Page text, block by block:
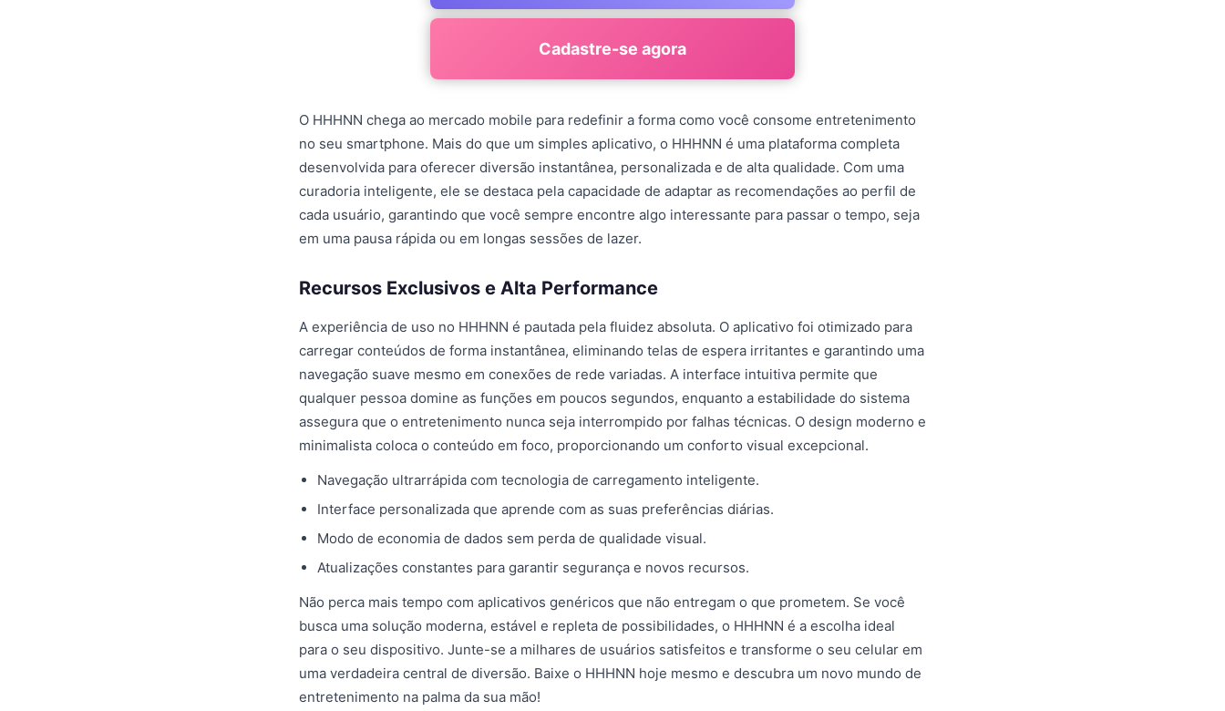
Cadastre-se agora
O HHHNN chega ao mercado mobile para redefinir a forma como você consome entretenimento
no seu smartphone. Mais do que um simples aplicativo, o HHHNN é uma plataforma completa
desenvolvida para oferecer diversão instantânea, personalizada e de alta qualidade. Com uma
curadoria inteligente, ele se destaca pela capacidade de adaptar as recomendações ao perfil de
cada usuário, garantindo que você sempre encontre algo interessante para passar o tempo, seja
em uma pausa rápida ou em longas sessões de lazer.
Recursos Exclusivos e Alta Performance
A experiência de uso no HHHNN é pautada pela fluidez absoluta. O aplicativo foi otimizado para
carregar conteúdos de forma instantânea, eliminando telas de espera irritantes e garantindo uma
navegação suave mesmo em conexões de rede variadas. A interface intuitiva permite que
qualquer pessoa domine as funções em poucos segundos, enquanto a estabilidade do sistema
assegura que o entretenimento nunca seja interrompido por falhas técnicas. O design moderno e
minimalista coloca o conteúdo em foco, proporcionando um conforto visual excepcional.
Navegação ultrarrápida com tecnologia de carregamento inteligente.
Interface personalizada que aprende com as suas preferências diárias.
Modo de economia de dados sem perda de qualidade visual.
Atualizações constantes para garantir segurança e novos recursos.
Não perca mais tempo com aplicativos genéricos que não entregam o que prometem. Se você
busca uma solução moderna, estável e repleta de possibilidades, o HHHNN é a escolha ideal
para o seu dispositivo. Junte-se a milhares de usuários satisfeitos e transforme o seu celular em
uma verdadeira central de diversão. Baixe o HHHNN hoje mesmo e descubra um novo mundo de
entretenimento na palma da sua mão!